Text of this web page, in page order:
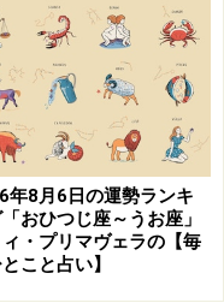
月24日～11月22
破られて墓穴を掘り
ための星占い】
年8月6日の運勢ランキ
おひつじ座～うお座」
・プリマヴェラの【毎
こと占い】